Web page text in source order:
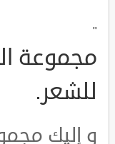
"
مجموعة
للشعر.
و إليك